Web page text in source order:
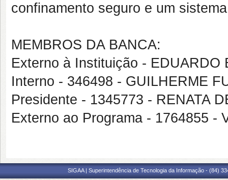
confinamento seguro e um
MEMBROS DA BANCA:
Externo à Instituição - EDUARDO
Interno - 346498 - GUILHERME
Presidente - 1345773 - RENATA
Externo ao Programa - 1764855 -
SIGAA | Superintendência de Tecnologia da Informação - (84)